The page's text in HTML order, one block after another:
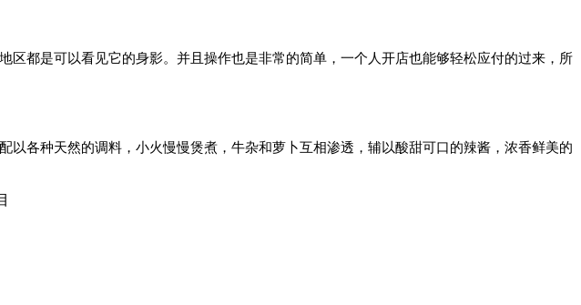
都是可以看见它的身影。并且操作也是非常的简单，一个人开店也能够轻松应付的过来，所
各种天然的调料，小火慢慢煲煮，牛杂和萝卜互相渗透，辅以酸甜可口的辣酱，浓香鲜美的